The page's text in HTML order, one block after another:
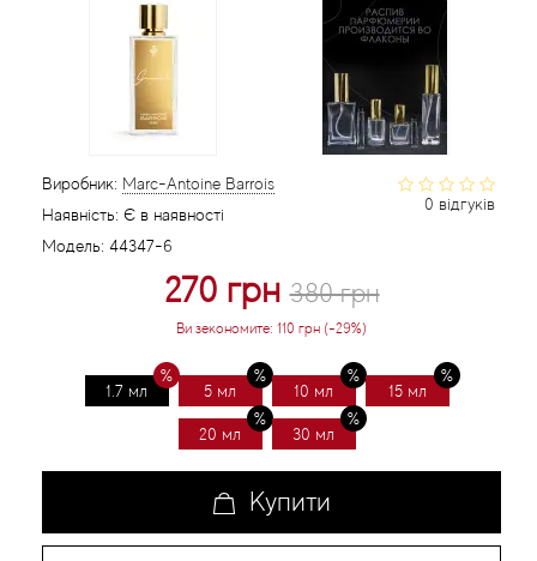
0 відгуків
Виробник: Marc-Antoine Barrois
Наявність: Є в наявності
Модель: 44347-6
270 грн380 грн
Ви зекономите: 110 грн (-29%)
1.7 мл 5 мл 10 мл 15 мл
20 мл 30 мл
Купити